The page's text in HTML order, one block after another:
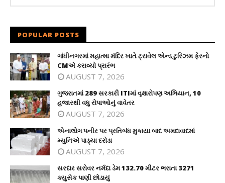
POPULAR POSTS
ગાંધીનગરમાં મહાત્મા મંદિર ખાતે ટ્રાવેલ એન્ડ ટુરિઝમ ફેરનો
CMએ કરાવ્યો પ્રારંભ
AUGUST 7, 2026
ગુજરાતમાં 289 સરકારી ITIમાં વૃક્ષારોપણ અભિયાન, 10
હજારથી વધુ રોપાઓનું વાવેતર
AUGUST 7, 2026
એનાલોગ પનીર પર પ્રતિબંધ મુકાયા બાદ અમદાવાદમાં
મ્યુનિએ પાડ્યા દરોડા
AUGUST 7, 2026
સરદાર સરોવર નર્મદા ડેમ 132.70 મીટર ભરાતા 3271
ક્યુસેક પાણી છોડાયું